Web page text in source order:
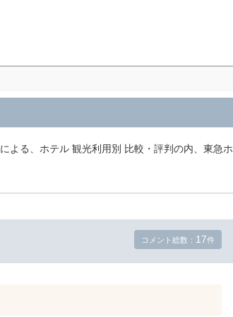
による、ホテル 観光利用別 比較・評判の内、東急ホ
コメント総数： 17件